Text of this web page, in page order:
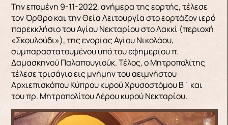
Την επομένη 9-11-2022, ανήμερα της εορτής, τέλεσε
τον Όρθρο και την Θεία Λειτουργία στο εορτάζον ιερό
παρεκκλήσιο του Αγίου Νεκταρίου στο Λακκί (περιοχή
«Σκουλούδι»), της ενορίας Αγίου Νικολάου,
συμπαραστατουμένου υπό του εφημερίου π.
Δαμασκηνού Παλαπουγιούκ. Τέλος, ο Μητροπολίτης
τέλεσε τρισάγιο εις μνήμην του αειμνήστου
Αρχιεπισκόπου Κύπρου κυρού Χρυσοστόμου Β΄ και
του πρ. Μητροπολίτου Λέρου κυρού Νεκταρίου.